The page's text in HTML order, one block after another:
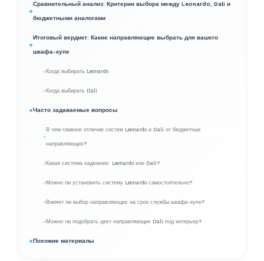
Сравнительный анализ: Критерии выбора между Leonardo, Dali и
бюджетными аналогами
Итоговый вердикт: Какие направляющие выбрать для вашего
шкафа-купе
Когда выбирать Leonardo
Когда выбирать Dali
Часто задаваемые вопросы
В чем главное отличие систем Leonardo и Dali от бюджетных
направляющих?
Какая система надежнее: Leonardo или Dali?
Можно ли установить систему Leonardo самостоятельно?
Влияет ли выбор направляющих на срок службы шкафа-купе?
Можно ли подобрать цвет направляющих Dali под интерьер?
Похожие материалы